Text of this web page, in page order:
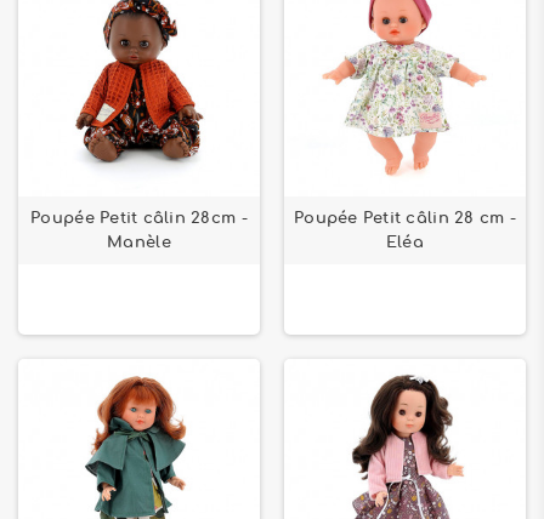
Poupée Petit câlin 28cm -
Manèle
Poupée Petit câlin 28 cm -
Eléa